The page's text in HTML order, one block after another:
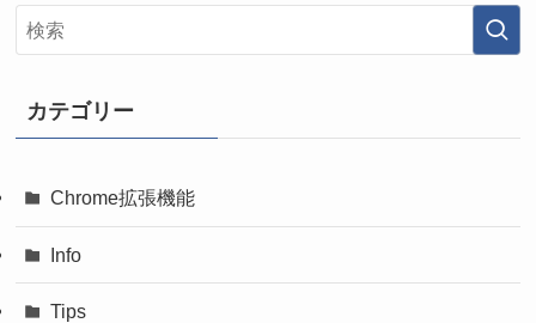
カテゴリー
Chrome拡張機能
Info
Tips